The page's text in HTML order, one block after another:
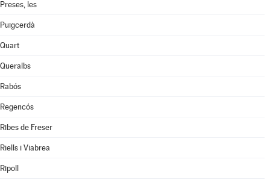
Preses, les
Puigcerdà
Quart
Queralbs
Rabós
Regencós
Ribes de Freser
Riells i Viabrea
Ripoll